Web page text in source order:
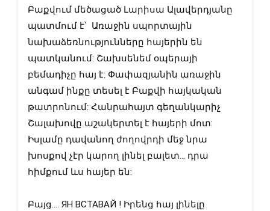
Բաքվում մեծացած Լարիսա Ալավերդյանը
պատմում է՝  Առաջին սպորտային
նախաձեռնությունները հայերին են
պատկանում: Շախսենեմ օպերայի
բեմադիչը հայ է: Փափազյանին առաջին
անգամ ինքը տեսել է Բաքվի հայկական
թատրոնում: Հանրահայտ գեղանկարիչ
Շալախովը աշակերտել է հայերի մոտ:
Իսլամը դավանող ժողովրդի մեջ նրա
խոսքով չէր կարող լինել բալետ… դրա
հիմքում ևս հայեր են:
Բայց.... ЯН ВСТАВАЙ ! Իրենց հայ լինելը